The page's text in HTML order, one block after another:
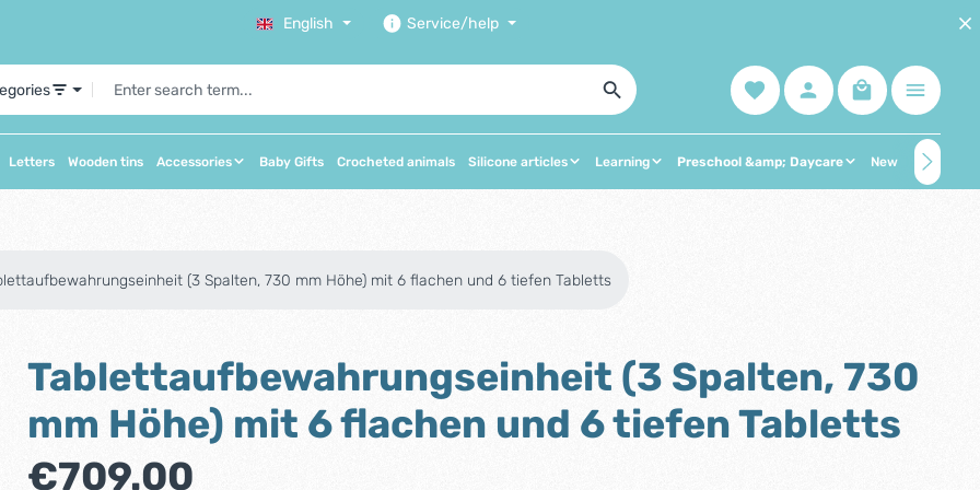
English Service/help
You have 0 wishlist items
Shopping
Letters Wooden tins Accessories Baby Gifts Crocheted animals Silicone articles Learning Preschool &amp; Daycare New %SALE%
(3 Spalten, 730 mm Höhe) mit 6 flachen und 6 tiefen Tabletts
Tablettaufbewahrungseinheit (3 Spalten, 730
mm Höhe) mit 6 flachen und 6 tiefen Tabletts
Regular price:
€709.00